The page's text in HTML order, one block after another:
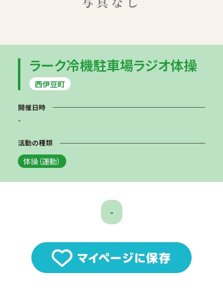
ラーク冷機駐車場ラジオ体操
西伊豆町
開催日時
-
活動の種類
体操（運動）
-